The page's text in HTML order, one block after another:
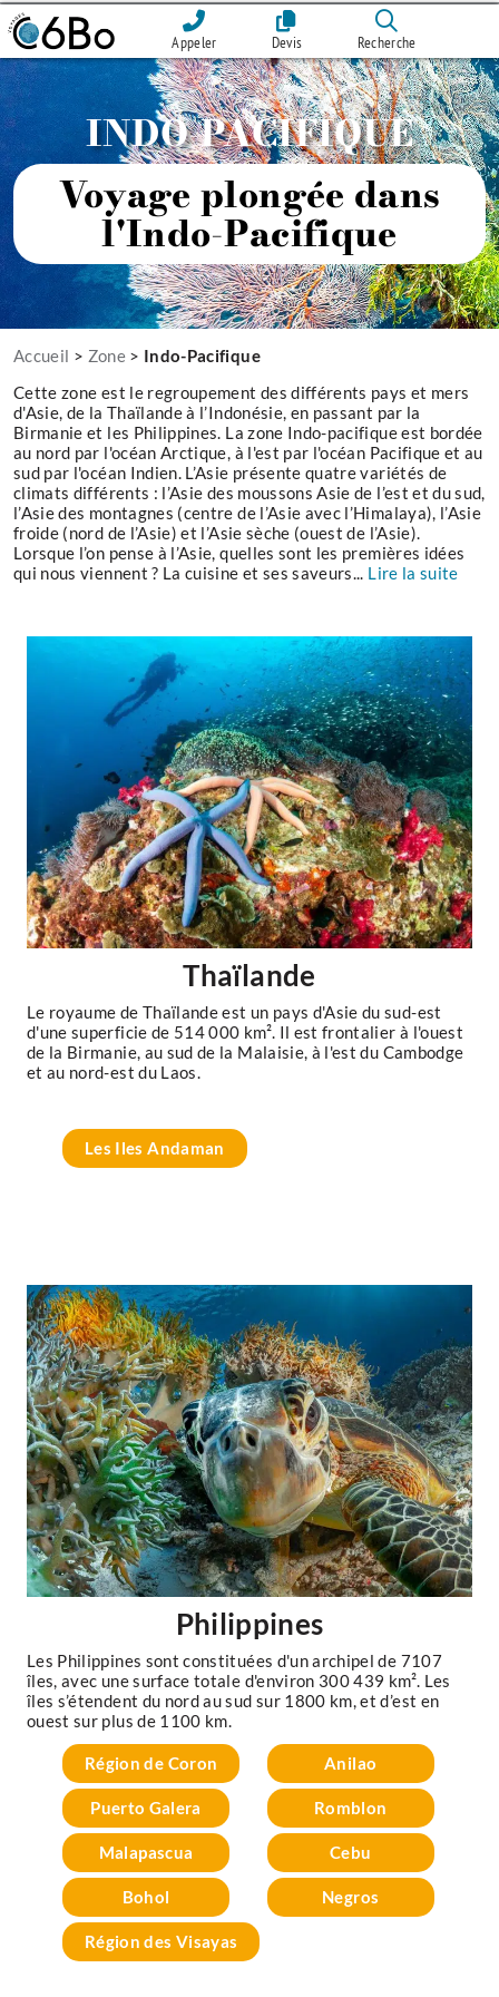
Appeler Devis Recherche
INDO-PACIFIQUE
Voyage plongée dans
l'Indo-Pacifique
Accueil > Zone> Indo-Pacifique
Cette zone est le regroupement des différents pays et mers
d'Asie, de la Thaïlande à l’Indonésie, en passant par la
Birmanie et les Philippines. La zone Indo-pacifique est bordée
au nord par l'océan Arctique, à l'est par l'océan Pacifique et au
sud par l'océan Indien. L’Asie présente quatre variétés de
climats différents : l’Asie des moussons Asie de l’est et du sud,
l’Asie des montagnes (centre de l’Asie avec l’Himalaya), l’Asie
froide (nord de l’Asie) et l’Asie sèche (ouest de l’Asie).
Lorsque l’on pense à l’Asie, quelles sont les premières idées
qui nous viennent ? La cuisine et ses saveurs... Lire la suite
Thaïlande
Le royaume de Thaïlande est un pays d'Asie du sud-est
d'une superficie de 514 000 km². Il est frontalier à l'ouest
de la Birmanie, au sud de la Malaisie, à l'est du Cambodge
et au nord-est du Laos.
Les Iles Andaman
Philippines
Les Philippines sont constituées d'un archipel de 7107
îles, avec une surface totale d'environ 300 439 km². Les
îles s’étendent du nord au sud sur 1800 km, et d’est en
ouest sur plus de 1100 km.
Région de Coron Anilao
Puerto Galera Romblon
Malapascua Cebu
Bohol Negros
Région des Visayas